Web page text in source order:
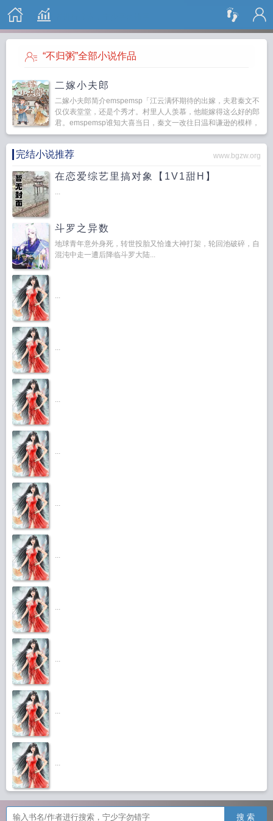
搜 索
“不归粥”全部小说作品
二嫁小夫郎
二嫁小夫郎简介emspemsp「江云满怀期待的出嫁，夫君秦文不
仅仪表堂堂，还是个秀才。村里人人羡慕，他能嫁得这么好的郎
君。emspemsp谁知大喜当日，秦文一改往日温和谦逊的模样，
当着满堂宾客的面，撕毁婚约，说迎他...
完结小说推荐 www.bgzw.org
在恋爱综艺里搞对象【1V1甜H】
...
斗罗之异数
地球青年意外身死，转世投胎又恰逢大神打架，轮回池破碎，自
混沌中走一遭后降临斗罗大陆...
...
...
...
...
...
...
...
...
...
...
搜 索